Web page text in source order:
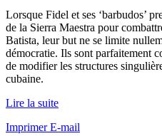
Lorsque Fidel et ses ‘barbudos’
de la Sierra Maestra pour
Batista, leur but ne se limite
démocratie. Ils sont parfaitement
de modifier les structures
cubaine.
Lire la suite
ImprimerE-mail